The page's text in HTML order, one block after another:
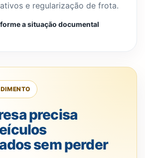
e regularização de frota.
a situação documental
precisa
sem perder